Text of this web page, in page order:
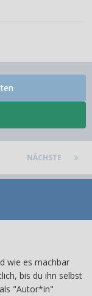
NÄCHSTE
wie es machbar
bis du ihn selbst
"Autor*in"